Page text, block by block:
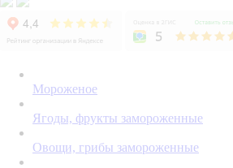
Мороженое
Ягоды, фрукты замороженные
Овощи, грибы замороженные